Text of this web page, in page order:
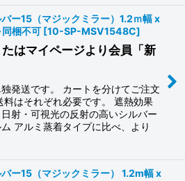
ー15（マジックミラー）1.2ｍ幅 x
梱不可 [10-SP-MSV1548C]
はマイページより会員「新
発送です。 カートを分けてご注文
料はそれぞれ必要です。 遮熱効果
射・可視光の反射の高いシルバー
アルミ蒸着タイプに比べ、より
ー15（マジックミラー） 1.2m幅 x